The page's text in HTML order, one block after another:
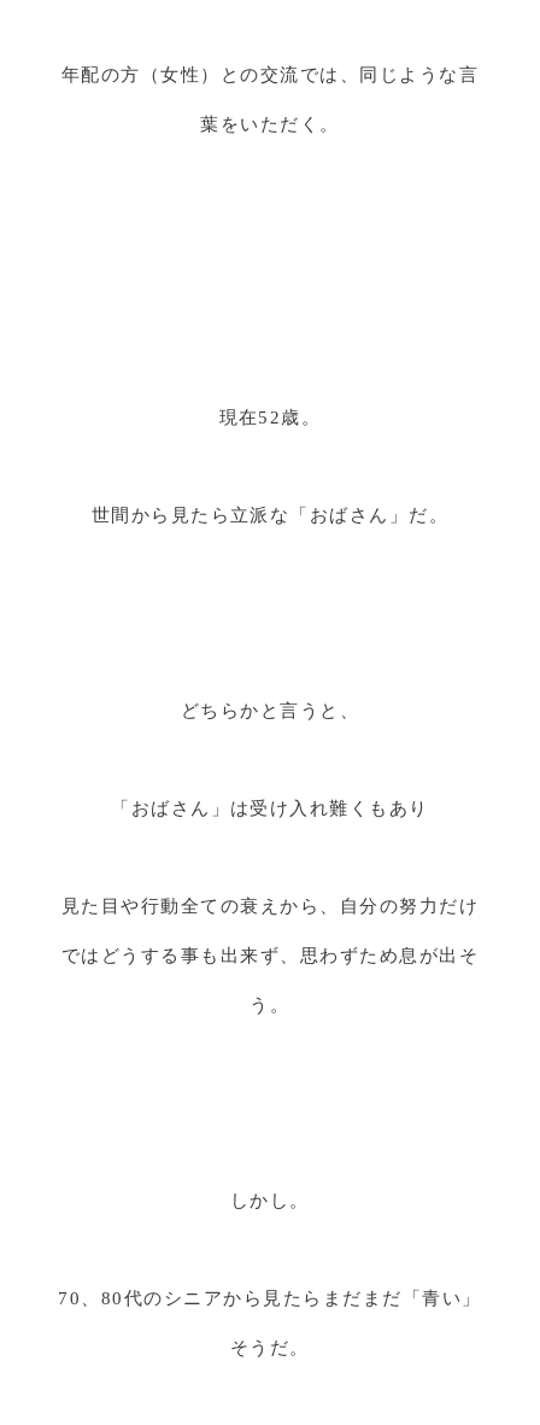
年配の方（女性）との交流では、同じような言
葉をいただく。
現在52歳。
世間から見たら立派な「おばさん」だ。
どちらかと言うと、
「おばさん」は受け入れ難くもあり
見た目や行動全ての衰えから、自分の努力だけ
ではどうする事も出来ず、思わずため息が出そ
う。
しかし。
70、80代のシニアから見たらまだまだ「青い」
そうだ。